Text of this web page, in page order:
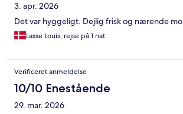
3. apr. 2026
Det var hyggeligt. Dejlig frisk og nærende
Lasse Louis, rejse på 1 nat
Verificeret anmeldelse
10/10 Enestående
29. mar. 2026